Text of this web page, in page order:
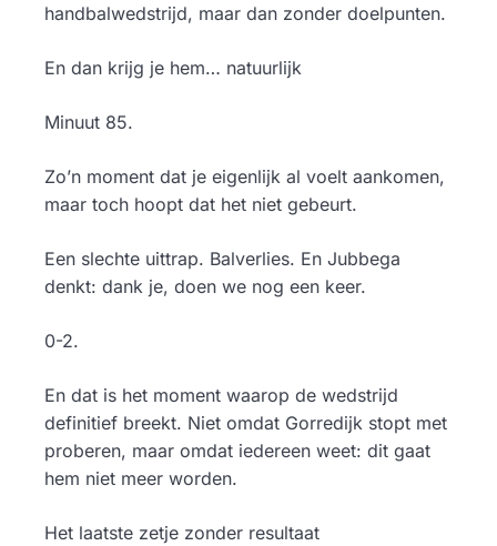
handbalwedstrijd, maar dan zonder doelpunten.
En dan krijg je hem… natuurlijk
Minuut 85.
Zo’n moment dat je eigenlijk al voelt aankomen,
maar toch hoopt dat het niet gebeurt.
Een slechte uittrap. Balverlies. En Jubbega
denkt: dank je, doen we nog een keer.
0-2.
En dat is het moment waarop de wedstrijd
definitief breekt. Niet omdat Gorredijk stopt met
proberen, maar omdat iedereen weet: dit gaat
hem niet meer worden.
Het laatste zetje zonder resultaat